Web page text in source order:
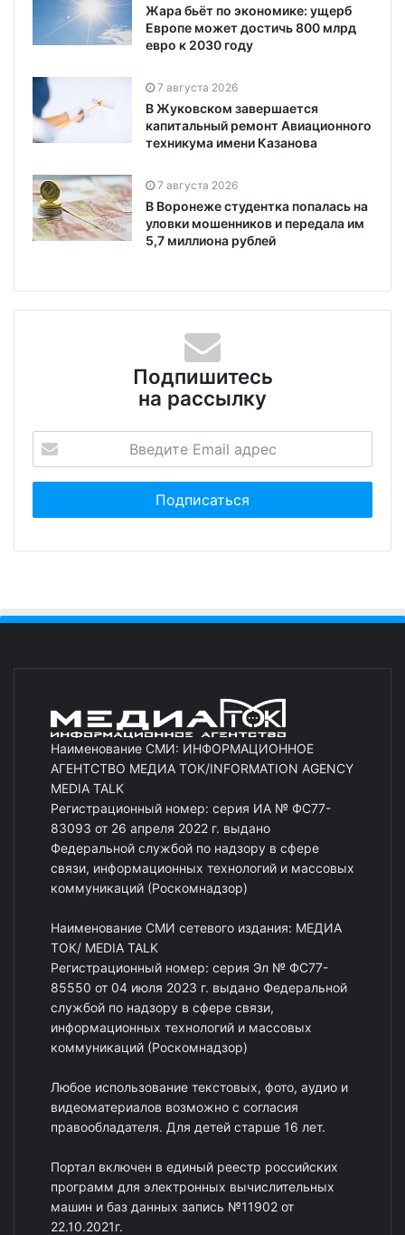
Жара бьёт по экономике: ущерб
Европе может достичь 800 млрд
евро к 2030 году
7 августа 2026
В Жуковском завершается
капитальный ремонт Авиационного
техникума имени Казанова
7 августа 2026
В Воронеже студентка попалась на
уловки мошенников и передала им
5,7 миллиона рублей
Подпишитесь
на рассылку
Наименование СМИ: ИНФОРМАЦИОННОЕ
АГЕНТСТВО МЕДИА ТОК/INFORMATION AGENCY
MEDIA TALK
Регистрационный номер: серия ИА № ФС77-
83093 от 26 апреля 2022 г. выдано
Федеральной службой по надзору в сфере
связи, информационных технологий и массовых
коммуникаций (Роскомнадзор)
Наименование СМИ сетевого издания: МЕДИА
ТОК/ MEDIA TALK
Регистрационный номер: серия Эл № ФС77-
85550 от 04 июля 2023 г. выдано Федеральной
службой по надзору в сфере связи,
информационных технологий и массовых
коммуникаций (Роскомнадзор)
Любое использование текстовых, фото, аудио и
видеоматериалов возможно с согласия
правообладателя. Для детей старше 16 лет.
Портал включен в единый реестр российских
программ для электронных вычислительных
машин и баз данных запись №11902 от
22.10.2021г.